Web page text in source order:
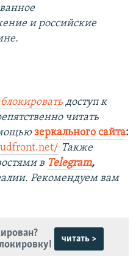
и российские
доступ к
читать
зеркального сайта:
Также
в Telegram,
Рекомендуем вам
читать >